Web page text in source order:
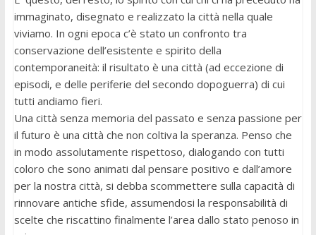
immaginato, disegnato e realizzato la città nella quale
viviamo. In ogni epoca c’è stato un confronto tra
conservazione dell’esistente e spirito della
contemporaneità: il risultato è una città (ad eccezione di
episodi, e delle periferie del secondo dopoguerra) di cui
tutti andiamo fieri.
Una città senza memoria del passato e senza passione per
il futuro è una città che non coltiva la speranza. Penso che
in modo assolutamente rispettoso, dialogando con tutti
coloro che sono animati dal pensare positivo e dall’amore
per la nostra città, si debba scommettere sulla capacità di
rinnovare antiche sfide, assumendosi la responsabilità di
scelte che riscattino finalmente l’area dallo stato penoso in